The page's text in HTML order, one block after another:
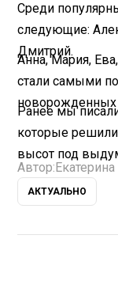
Среди
следующие:
Дмитрий.
Анна, Мария,
стали самыми
новорожденных
Ранее мы
которые
высот под
Автор:
АКТУАЛЬНО